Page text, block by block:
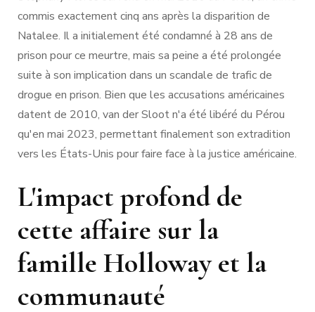
commis exactement cinq ans après la disparition de
Natalee. Il a initialement été condamné à 28 ans de
prison pour ce meurtre, mais sa peine a été prolongée
suite à son implication dans un scandale de trafic de
drogue en prison. Bien que les accusations américaines
datent de 2010, van der Sloot n'a été libéré du Pérou
qu'en mai 2023, permettant finalement son extradition
vers les États-Unis pour faire face à la justice américaine.
L'impact profond de
cette affaire sur la
famille Holloway et la
communauté